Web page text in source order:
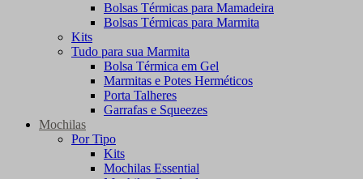
Bolsas Térmicas para Mamadeira
Bolsas Térmicas para Marmita
Kits
Tudo para sua Marmita
Bolsa Térmica em Gel
Marmitas e Potes Herméticos
Porta Talheres
Garrafas e Squeezes
Mochilas
Por Tipo
Kits
Mochilas Essential